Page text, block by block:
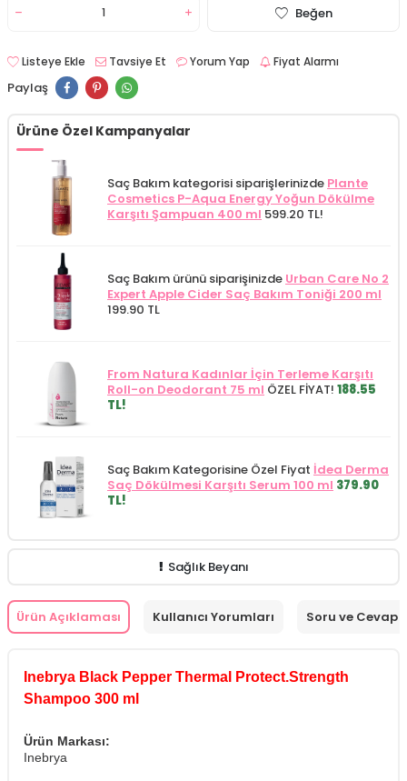
Beğen
Listeye Ekle Tavsiye Et Yorum Yap Fiyat Alarmı
Paylaş
Ürüne Özel Kampanyalar
Saç Bakım kategorisi siparişlerinizde Plante
Cosmetics P-Aqua Energy Yoğun Dökülme
Karşıtı Şampuan 400 ml 599.20 TL!
Saç Bakım ürünü siparişinizde Urban Care No 2
Expert Apple Cider Saç Bakım Toniği 200 ml
199.90 TL
From Natura Kadınlar İçin Terleme Karşıtı
Roll-on Deodorant 75 ml ÖZEL FİYAT! 188.55
TL!
Saç Bakım Kategorisine Özel Fiyat İdea Derma
Saç Dökülmesi Karşıtı Serum 100 ml 379.90
TL!
Sağlık Beyanı
Ürün Açıklaması Kullanıcı Yorumları Soru ve Cevap
Inebrya Black Pepper Thermal Protect.Strength
Shampoo 300 ml
Ürün Markası:
Inebrya